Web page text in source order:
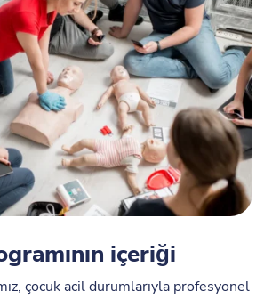
içeriği
çocuk acil durumlarıyla profesyonel